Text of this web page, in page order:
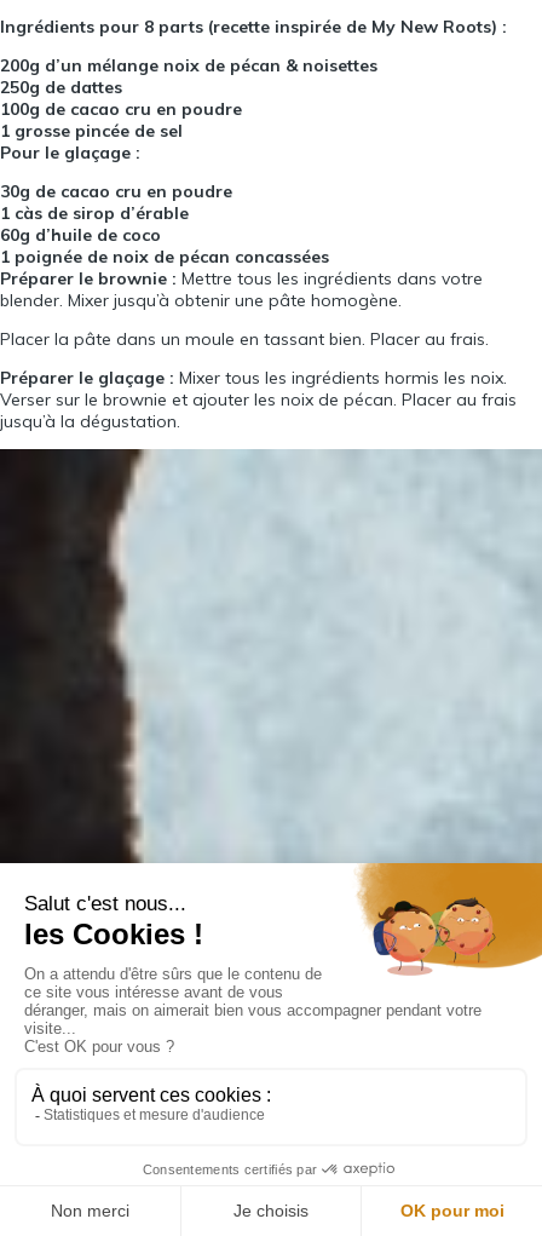
Ingrédients pour 8 parts (recette inspirée de My New Roots) :
200g d’un mélange noix de pécan & noisettes
250g de dattes
100g de cacao cru en poudre
1 grosse pincée de sel
Pour le glaçage :
30g de cacao cru en poudre
1 càs de sirop d’érable
60g d’huile de coco
1 poignée de noix de pécan concassées
Préparer le brownie : Mettre tous les ingrédients dans votre
blender. Mixer jusqu’à obtenir une pâte homogène.
Placer la pâte dans un moule en tassant bien. Placer au frais.
Préparer le glaçage : Mixer tous les ingrédients hormis les noix.
Verser sur le brownie et ajouter les noix de pécan. Placer au frais
jusqu’à la dégustation.